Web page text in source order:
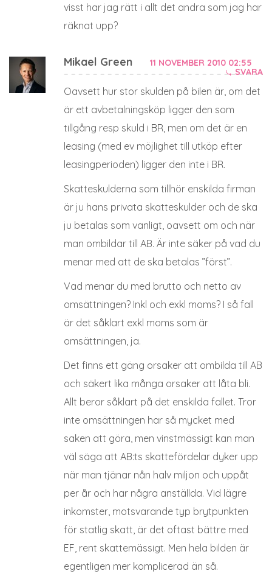
visst har jag rätt i allt det andra som jag har
räknat upp?
Mikael Green
11 NOVEMBER 2010 02:55
SVARA
Oavsett hur stor skulden på bilen är, om det
är ett avbetalningsköp ligger den som
tillgång resp skuld i BR, men om det är en
leasing (med ev möjlighet till utköp efter
leasingperioden) ligger den inte i BR.
Skatteskulderna som tillhör enskilda firman
är ju hans privata skatteskulder och de ska
ju betalas som vanligt, oavsett om och när
man ombildar till AB. Är inte säker på vad du
menar med att de ska betalas ”först”.
Vad menar du med brutto och netto av
omsättningen? Inkl och exkl moms? I så fall
är det såklart exkl moms som är
omsättningen, ja.
Det finns ett gäng orsaker att ombilda till AB
och säkert lika många orsaker att låta bli.
Allt beror såklart på det enskilda fallet. Tror
inte omsättningen har så mycket med
saken att göra, men vinstmässigt kan man
väl säga att AB:ts skattefördelar dyker upp
när man tjänar nån halv miljon och uppåt
per år och har några anställda. Vid lägre
inkomster, motsvarande typ brytpunkten
för statlig skatt, är det oftast bättre med
EF, rent skattemässigt. Men hela bilden är
egentligen mer komplicerad än så.